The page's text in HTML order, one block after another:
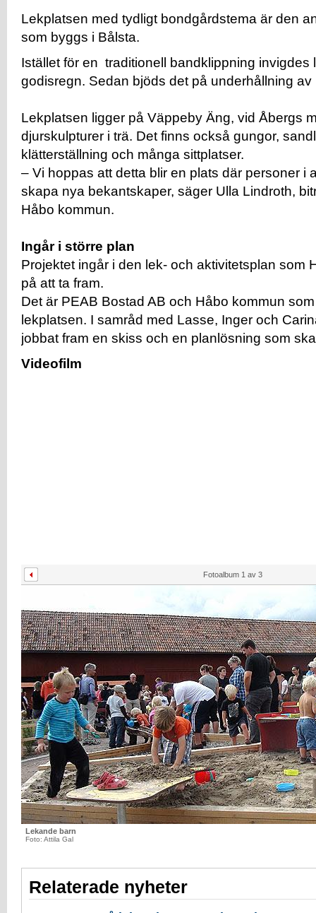
Lekplatsen med tydligt bondgårdstema är den
som byggs i Bålsta.
Istället för en traditionell bandklippning invigdes
godisregn. Sedan bjöds det på underhållning av
Lekplatsen ligger på Väppeby Äng, vid Åbergs
djurskulpturer i trä. Det finns också gungor,
klätterställning och många sittplatser.
– Vi hoppas att detta blir en plats där personer i
skapa nya bekantskaper, säger Ulla Lindroth,
Håbo kommun.
Ingår i större plan
Projektet ingår i den lek- och aktivitetsplan som
på att ta fram.
Det är PEAB Bostad AB och Håbo kommun
lekplatsen. I samråd med Lasse, Inger och
jobbat fram en skiss och en planlösning som
Videofilm
Fotoalbum 1 av 3
Lekande barn
Foto: Attila Gal
Relaterade nyheter